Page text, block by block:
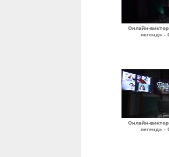
Онлайн-
легенд» -
Онлайн-
легенд» -